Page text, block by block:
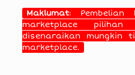
Maklumat:
marketplace
disenaraikan mungkin
marketplace.